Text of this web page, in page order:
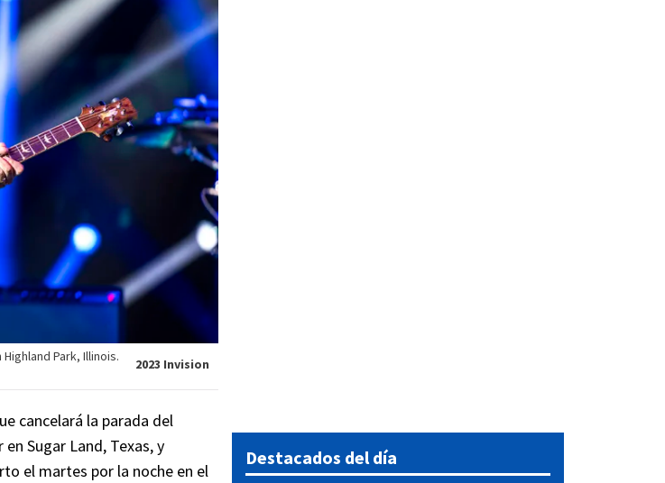
Park, Illinois.
2023 Invision
cancelará la parada del
Sugar Land, Texas, y
el martes por la noche en el
Destacados del día